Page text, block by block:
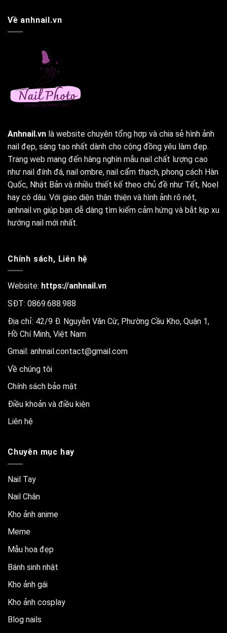
Về anhnail.vn
Anhnail.vn là website chuyên tổng hợp và chia sẻ hình ảnh
nail đẹp, sáng tạo nhất dành cho cộng đồng yêu làm đẹp.
Trang web mang đến hàng nghìn mẫu nail chất lượng cao
như nail đính đá, nail ombre, nail cẩm thạch, phong cách Hàn
Quốc, Nhật Bản và nhiều thiết kế theo chủ đề như Tết, Noel
hay cô dâu. Với giao diện thân thiện và hình ảnh rõ nét,
anhnail.vn giúp bạn dễ dàng tìm kiếm cảm hứng và bắt kịp xu
hướng nail mới nhất.
Chính sách, Liên hệ
Website: https://anhnail.vn
SĐT: 0869.688.988
Địa chỉ: 42/9 Đ. Nguyễn Văn Cừ, Phường Cầu Kho, Quận 1,
Hồ Chí Minh, Việt Nam
Gmail: anhnail.contact@gmail.com
Về chúng tôi
Chính sách bảo mật
Điều khoản và điều kiện
Liên hệ
Chuyên mục hay
Nail Tay
Nail Chân
Kho ảnh anime
Meme
Mẫu hoa đẹp
Bánh sinh nhật
Kho ảnh gái
Kho ảnh cosplay
Blog nails